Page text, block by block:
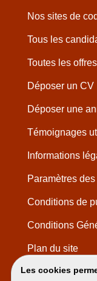
Les cookies
Nos sites de
Tous les
Toutes les
Déposer un CV
Déposer une
Témoignages
Informations
Paramètres
Conditions de
Conditions
Plan du site